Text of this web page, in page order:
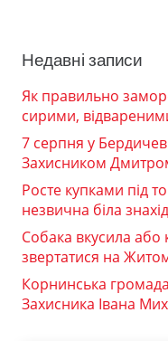
Недавні записи
Як правильно
сирими,
7 серпня у
Захисником
Росте купками під
незвична біла
Собака вкусила або
звертатися на
Корнинська
Захисника Івана